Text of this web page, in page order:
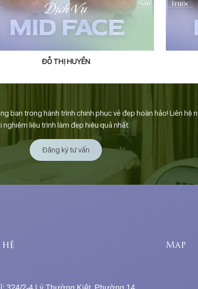
ĐỖ THỊ HUYỀN
bạn trong hành trình chinh phục vẻ đẹp hoàn hảo! Liên hệ
liệu trình làm đẹp hiệu quả nhất.
Đăng ký tư vấn
hệ Map